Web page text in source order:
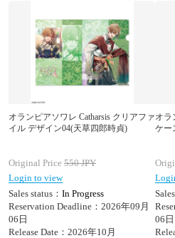
オランピアソワレ Catharsis クリアファ
イル デザイン04(天草四郎時貞)
Original Price 550JPY
Login to view
Sales status： In Progress
Reservation Deadline：2026年09月
06日
Release Date：2026年10月
オラ
ケー
06日